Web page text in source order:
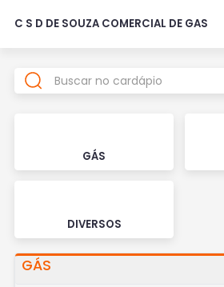
C S D DE SOUZA COMERCIAL DE GAS
GÁS
DIVERSOS
GÁS